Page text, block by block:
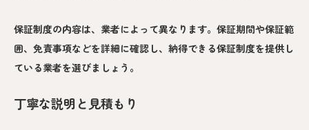
保証制度の内容は、業者によって異なります。保証期間や保証範
囲、免責事項などを詳細に確認し、納得できる保証制度を提供し
ている業者を選びましょう。
丁寧な説明と見積もり